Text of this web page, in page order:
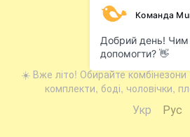
Повна версія
Мапа сайту
© 2016—2026
☀️ Вже літо! Обирайте
комплекти, боді, чоловічки,
Укр Рус